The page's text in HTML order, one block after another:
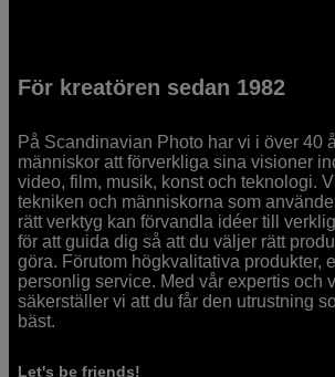
För kreatören sedan 1982
På Scandinavian Photo har vi i över 40
människor att förverkliga sina visioner
video, film, musik, konst och teknologi.
tekniken och människorna som
rätt verktyg kan förvandla idéer till
för att guida dig så att du väljer rätt
göra. Förutom högkvalitativa produkter,
personlig service. Med vår expertis och
säkerställer vi att du får den utrustning
bäst.
Let's be friends!